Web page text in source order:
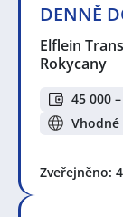
DENNĚ
Elflein
Rokycany
45 000
Zveřejněno: